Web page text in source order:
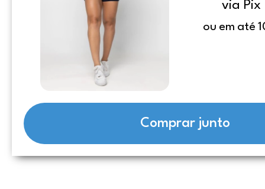
via Pix
ou em até
Comprar junto